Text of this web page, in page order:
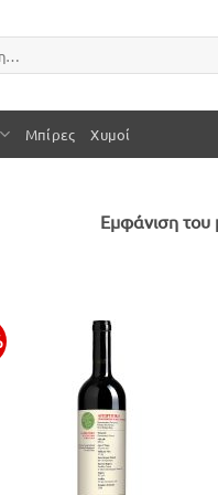
Μπίρες Χυμοί
Εμφάνιση του